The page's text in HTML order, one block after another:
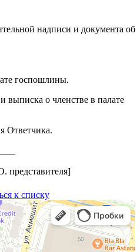
надписи и документа об
госпошлины.
выписка о членстве в палате
Ответчика.
представителя]
к списку